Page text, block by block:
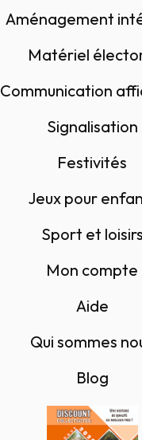
Aménagement
Matériel
Communication
Signalisation
Festivités
Jeux pour
Sport et loisirs
Mon compte
Aide
Qui sommes
Blog